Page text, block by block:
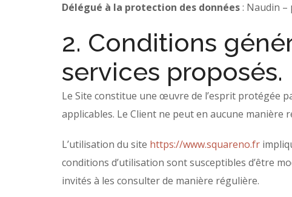
Délégué à la protection des données: Naudin –
2. Conditions
services proposés.
Le Site constitue une œuvre de l’esprit protégée
applicables. Le Client ne peut en aucune
L’utilisation du site https://www.squareno.fr
conditions d’utilisation sont susceptibles d’être
invités à les consulter de manière régulière.